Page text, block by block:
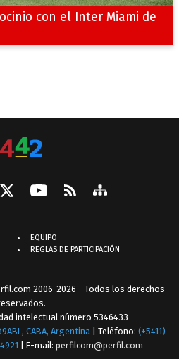
con el Inter Miami de
EQUIPO
REGLAS DE PARTICIPACIÓN
2006-2026 - Todos los derechos
intelectual número 5346433
, CABA, Argentina | Teléfono: (+5411)
| E-mail: perfilcom@perfil.com